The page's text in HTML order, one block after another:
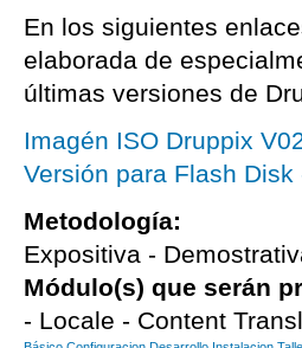
En los siguientes
elaborada de
últimas versiones de
Imagén ISO Druppix
Versión para Flash Disk
Metodología:
Expositiva -
Módulo(s) que serán
- Locale - Content